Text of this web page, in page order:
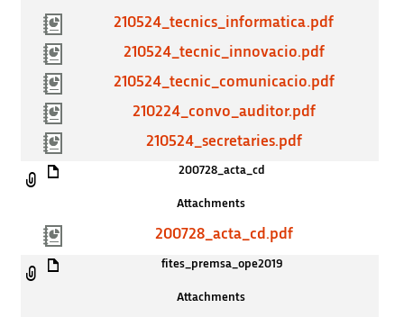
210524_tecnics_informatica.pdf
210524_tecnic_innovacio.pdf
210524_tecnic_comunicacio.pdf
210224_convo_auditor.pdf
210524_secretaries.pdf
200728_acta_cd
Attachments
200728_acta_cd.pdf
fites_premsa_ope2019
Attachments